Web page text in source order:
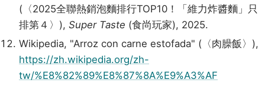
(〈2025全聯熱銷泡麵排行TOP10！「維力炸醬麵」只
排第４〉), Super Taste (食尚玩家), 2025.
Wikipedia, "Arroz con carne estofada" (〈肉臊飯〉),
https://zh.wikipedia.org/zh-
tw/%E8%82%89%E8%87%8A%E9%A3%AF